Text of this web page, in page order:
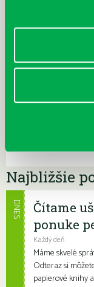
Najbližšie
Čítame
ponuke
Každý deň
Máme skvelé
Odteraz si
papierové knihy
DNES